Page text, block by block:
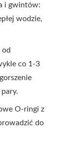
i gwintów:
wodzie,
od
co 1-3
O-ringi z
do